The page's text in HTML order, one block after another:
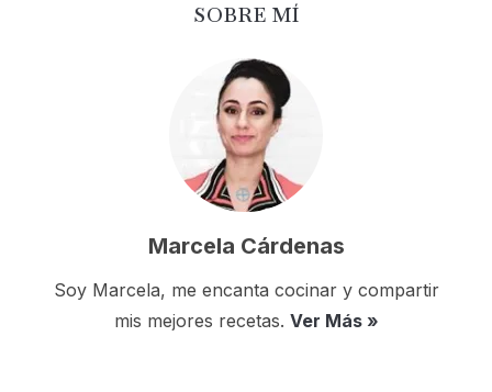
SOBRE MÍ
Marcela Cárdenas
Soy Marcela, me encanta cocinar y compartir
mis mejores recetas. Ver Más »